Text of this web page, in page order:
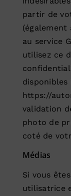
partir de
(également
au service
utilisez ce
disponibles
https://
validation
photo de
coté de
Médias
Si vous
utilisatrice